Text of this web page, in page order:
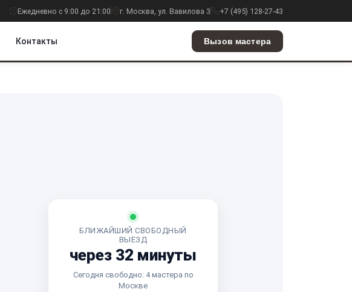
Ежедневно с 9:00 до 21:00 г. Москва, ул. Вавилова 3 +7 (495) 128-27-43
Контакты Вызов мастера
БЛИЖАЙШИЙ СВОБОДНЫЙ
ВЫЕЗД
через 32 минуты
Сегодня свободно: 4 мастера по
Москве